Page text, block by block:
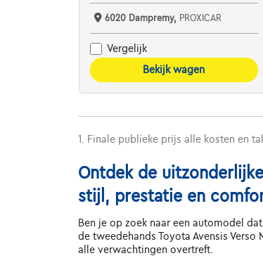
6020 Dampremy, PROXICAR
Vergelijk
Bekijk wagen
1. Finale publieke prijs alle kosten en
Ontdek de
stijl, prestatie en
Ben je op zoek naar een automodel
de tweedehands Toyota Avensis
alle verwachtingen overtreft.